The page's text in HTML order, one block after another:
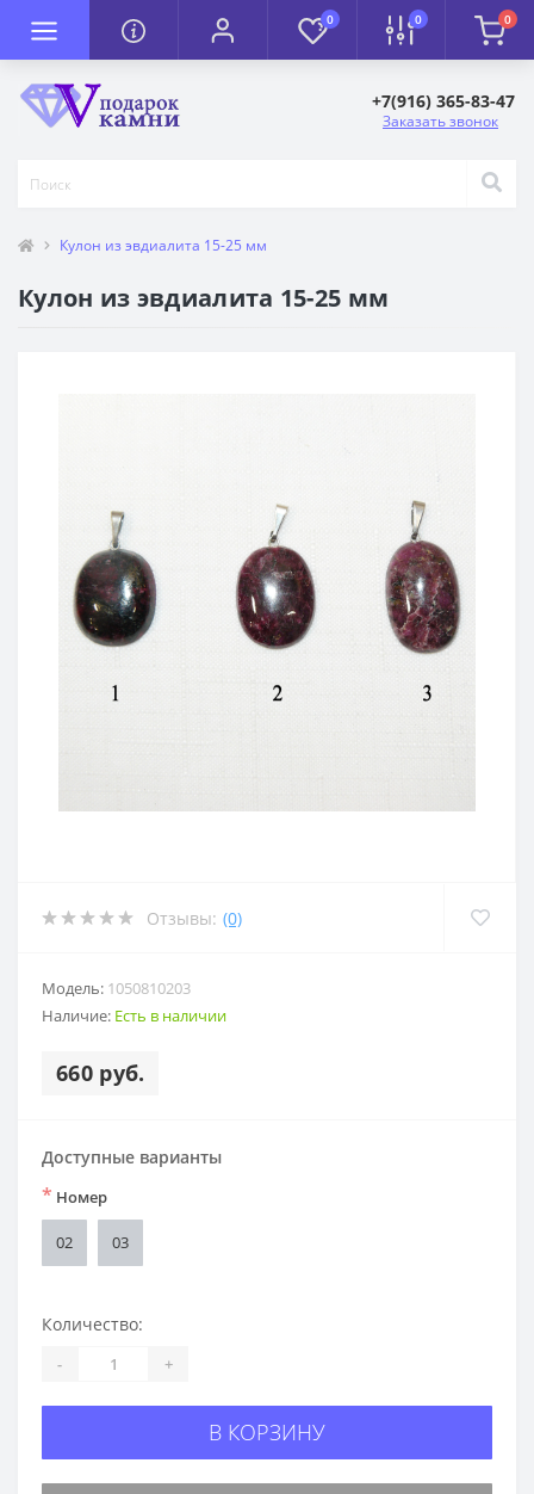
0 0 0
+7(916) 365-83-47
Заказать звонок
Кулон из эвдиалита 15-25 мм
Кулон из эвдиалита 15-25 мм
Отзывы: (0)
Модель: 1050810203
Наличие: Есть в наличии
660 руб.
Доступные варианты
* Номер
02 03
Количество:
- +
В КОРЗИНУ